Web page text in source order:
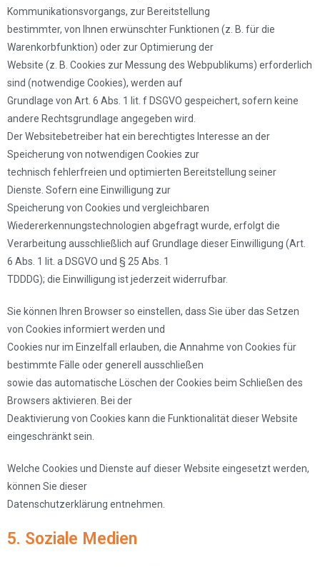
Kommunikationsvorgangs, zur Bereitstellung
bestimmter, von Ihnen erwünschter Funktionen (z. B. für die
Warenkorbfunktion) oder zur Optimierung der
Website (z. B. Cookies zur Messung des Webpublikums) erforderlich
sind (notwendige Cookies), werden auf
Grundlage von Art. 6 Abs. 1 lit. f DSGVO gespeichert, sofern keine
andere Rechtsgrundlage angegeben wird.
Der Websitebetreiber hat ein berechtigtes Interesse an der
Speicherung von notwendigen Cookies zur
technisch fehlerfreien und optimierten Bereitstellung seiner
Dienste. Sofern eine Einwilligung zur
Speicherung von Cookies und vergleichbaren
Wiedererkennungstechnologien abgefragt wurde, erfolgt die
Verarbeitung ausschließlich auf Grundlage dieser Einwilligung (Art.
6 Abs. 1 lit. a DSGVO und § 25 Abs. 1
TDDDG); die Einwilligung ist jederzeit widerrufbar.
Sie können Ihren Browser so einstellen, dass Sie über das Setzen
von Cookies informiert werden und
Cookies nur im Einzelfall erlauben, die Annahme von Cookies für
bestimmte Fälle oder generell ausschließen
sowie das automatische Löschen der Cookies beim Schließen des
Browsers aktivieren. Bei der
Deaktivierung von Cookies kann die Funktionalität dieser Website
eingeschränkt sein.
Welche Cookies und Dienste auf dieser Website eingesetzt werden,
können Sie dieser
Datenschutzerklärung entnehmen.
5. Soziale Medien